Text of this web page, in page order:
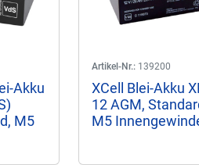
Akku
M5
Artikel-Nr.: 139200
XCell Blei-Akku
12 AGM,
M5